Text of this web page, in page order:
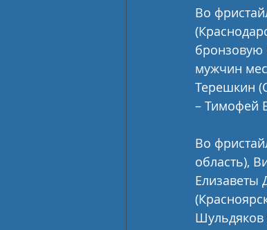
Во
бронзовую
мужчин
Терешкин
– Тимофей
Во
область),
Елизаветы
Шульдяков